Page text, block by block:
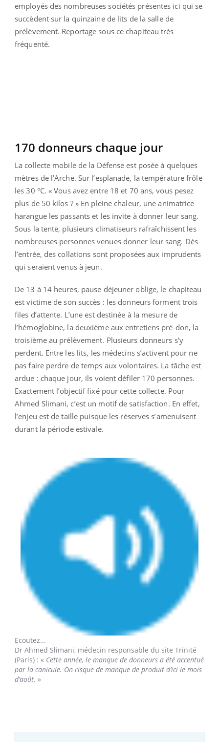
employés des nombreuses sociétés présentes ici qui se
succèdent sur la quinzaine de lits de la salle de
prélèvement. Reportage sous ce chapiteau très
fréquenté.
170 donneurs chaque jour
La collecte mobile de la Défense est posée à quelques
mètres de l’Arche. Sur l’esplanade, la température frôle
les 30 °C. « Vous avez entre 18 et 70 ans, vous pesez
plus de 50 kilos ? » En pleine chaleur, une animatrice
harangue les passants et les invite à donner leur sang.
Sous la tente, plusieurs climatiseurs rafraîchissent les
nombreuses personnes venues donner leur sang. Dès
l’entrée, des collations sont proposées aux imprudents
qui seraient venus à jeun.
De 13 à 14 heures, pause déjeuner oblige, le chapiteau
est victime de son succès : les donneurs forment trois
files d’attente. L’une est destinée à la mesure de
l’hémoglobine, la deuxième aux entretiens pré-don, la
troisième au prélèvement. Plusieurs donneurs s'y
perdent. Entre les lits, les médecins s’activent pour ne
pas faire perdre de temps aux volontaires. La tâche est
ardue : chaque jour, ils voient défiler 170 personnes.
Exactement l’objectif fixé pour cette collecte. Pour
Ahmed Slimani, c’est un motif de satisfaction. En effet,
l’enjeu est de taille puisque les réserves s’amenuisent
durant la période estivale.
Ecoutez...
Dr Ahmed Slimani, médecin responsable du site Trinité
(Paris) : « Cette année, le manque de donneurs a été accentué
par la canicule. On risque de manque de produit d’ici le mois
d’août. »